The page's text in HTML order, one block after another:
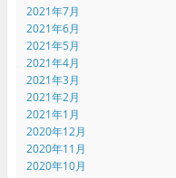
2021年7月
2021年6月
2021年5月
2021年4月
2021年3月
2021年2月
2021年1月
2020年12月
2020年11月
2020年10月